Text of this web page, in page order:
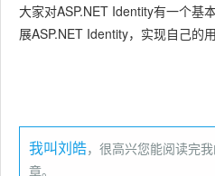
大家对ASP.NET Identity有一个基
展ASP.NET Identity，实现自己的
我叫刘皓，很高兴您能阅读完
章。